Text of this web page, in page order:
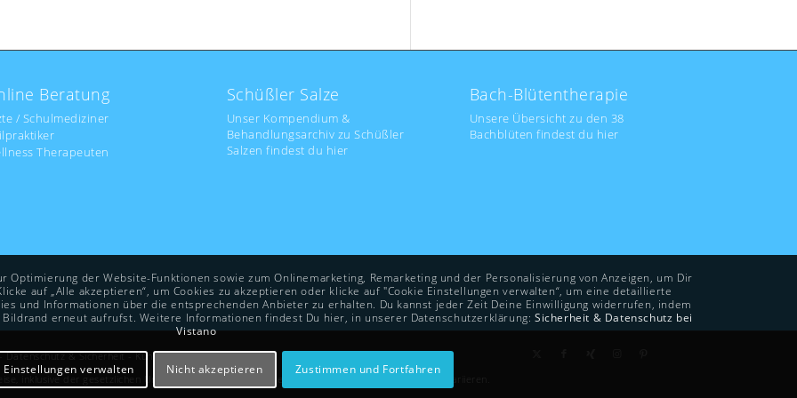
Beratung
/ Schulmediziner
Therapeuten
Schüßler Salze
Unser Kompendium &
Behandlungsarchiv zu Schüßler
Salzen findest du hier
Bach-Blütentherapie
Unsere Übersicht zu den 38
Bachblüten findest du hier
Datenschutz & Sicherheit-Kundenlogin
inklusive der gesetzlichen Umsatzsteuer. Anrufe aus dem Mobilfunk oder Ausland können variieren.
Optimierung der Website-Funktionen sowie zum Onlinemarketing, Remarketing und der Personalisierung von Anzeigen, um Dir
auf „Alle akzeptieren“, um Cookies zu akzeptieren oder klicke auf "Cookie Einstellungen verwalten“, um eine detaillierte
und Informationen über die entsprechenden Anbieter zu erhalten. Du kannst jeder Zeit Deine Einwilligung widerrufen, indem
erneut aufrufst. Weitere Informationen findest Du hier, in unserer Datenschutzerklärung: Sicherheit & Datenschutz bei
Vistano
Einstellungen verwalten Nicht akzeptieren Zustimmen und Fortfahren